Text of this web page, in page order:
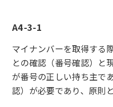
A4-3-1
マイナンバーを取得する
との確認（番号確認）と
が番号の正しい持ち主で
認）が必要であり、原則と